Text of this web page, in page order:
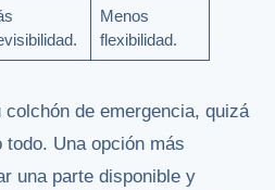
Menos
flexibilidad.
de emergencia, quizá
todo. Una opción más
una parte disponible y